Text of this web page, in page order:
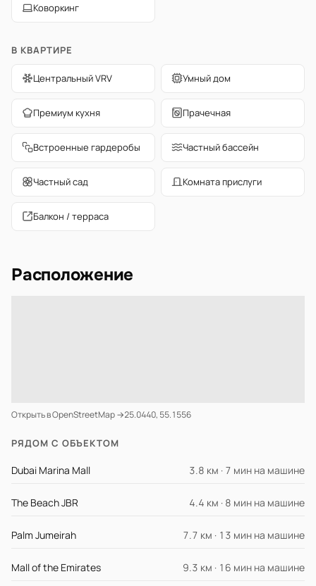
Коворкинг
В КВАРТИРЕ
Центральный VRV Умный дом
Премиум кухня Прачечная
Встроенные гардеробы Частный бассейн
Частный сад Комната прислуги
Балкон / терраса
Расположение
Открыть в OpenStreetMap →25.0440, 55.1556
РЯДОМ С ОБЪЕКТОМ
Dubai Marina Mall 3.8 км · 7 мин на машине
The Beach JBR 4.4 км · 8 мин на машине
Palm Jumeirah 7.7 км · 13 мин на машине
Mall of the Emirates 9.3 км · 16 мин на машине